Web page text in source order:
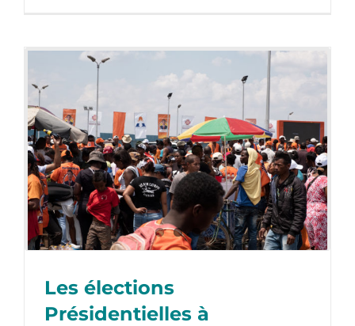
Les élections
Présidentielles à